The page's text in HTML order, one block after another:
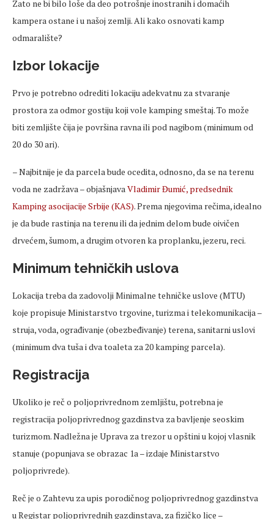
Zato ne bi bilo loše da deo potrošnje inostranih i domaćih
kampera ostane i u našoj zemlji. Ali kako osnovati kamp
odmaralište?
Izbor lokacije
Prvo je potrebno odrediti lokaciju adekvatnu za stvaranje
prostora za odmor gostiju koji vole kamping smeštaj. To može
biti zemljište čija je površina ravna ili pod nagibom (minimum od
20 do 30 ari).
– Najbitnije je da parcela bude ocedita, odnosno, da se na terenu
voda ne zadržava – objašnjava Vladimir Đumić, predsednik
Kamping asocijacije Srbije (KAS). Prema njegovima rečima, idealno
je da bude rastinja na terenu ili da jednim delom bude oivičen
drvećem, šumom, a drugim otvoren ka proplanku, jezeru, reci.
Minimum tehničkih uslova
Lokacija treba da zadovolji Minimalne tehničke uslove (MTU)
koje propisuje Ministarstvo trgovine, turizma i telekomunikacija –
struja, voda, ograđivanje (obezbeđivanje) terena, sanitarni uslovi
(minimum dva tuša i dva toaleta za 20 kamping parcela).
Registracija
Ukoliko je reč o poljoprivrednom zemljištu, potrebna je
registracija poljoprivrednog gazdinstva za bavljenje seoskim
turizmom. Nadležna je Uprava za trezor u opštini u kojoj vlasnik
stanuje (popunjava se obrazac 1a – izdaje Ministarstvo
poljoprivrede).
Reč je o Zahtevu za upis porodičnog poljoprivrednog gazdinstva
u Registar poljoprivrednih gazdinstava, za fizičko lice –